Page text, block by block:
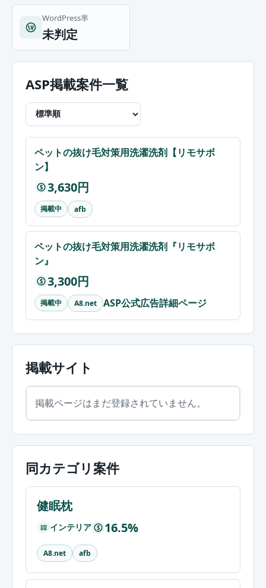
WordPress率
未判定
ASP掲載案件一覧
ペットの抜け毛対策用洗濯洗剤【リモサボ
ン】
$ 3,630円
掲載中 afb
ペットの抜け毛対策用洗濯洗剤『リモサボ
ン』
$ 3,300円
掲載中 A8.net ASP公式広告詳細ページ
掲載サイト
掲載ページはまだ登録されていません。
同カテゴリ案件
健眠枕
インテリア $ 16.5%
A8.net afb